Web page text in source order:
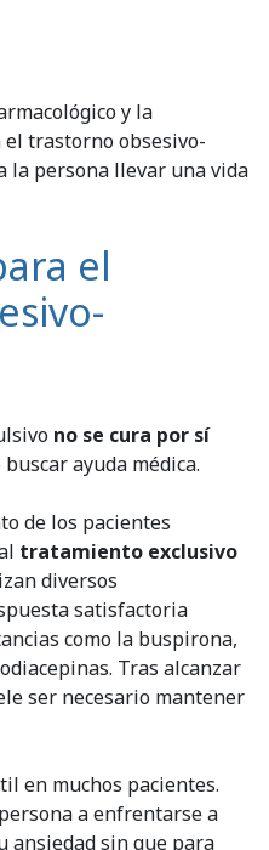
y la
el trastorno obsesivo-
la persona llevar una vida
el
no se cura por sí
ayuda médica.
de los pacientes
tratamiento exclusivo
diversos
satisfactoria
como la buspirona,
Tras alcanzar
ser necesario mantener
en muchos pacientes.
a enfrentarse a
ansiedad sin que para